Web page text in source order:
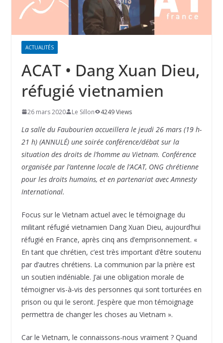
ACTUALITÉS
ACAT • Dang Xuan Dieu,
réfugié vietnamien
26 mars 2020 Le Sillon 4249 Views
La salle du Faubourien accueillera le jeudi 26 mars (19 h-
21 h) (ANNULÉ) une soirée conférence/débat sur la
situation des droits de l’homme au Vietnam. Conférence
organisée par l’antenne locale de l’ACAT, ONG chrétienne
pour les droits humains, et en partenariat avec Amnesty
International.
Focus sur le Vietnam actuel avec le témoignage du
militant réfugié vietnamien Dang Xuan Dieu, aujourd’hui
réfugié en France, après cinq ans d’emprisonnement. «
En tant que chrétien, c’est très important d’être soutenu
par d’autres chrétiens. La communion par la prière est
un soutien indéniable. J’ai une obligation morale de
témoigner vis-à-vis des personnes qui sont torturées en
prison ou qui le seront. J’espère que mon témoignage
permettra de changer les choses au Vietnam ».
Car le Vietnam, le connaissons-nous vraiment ? Quand